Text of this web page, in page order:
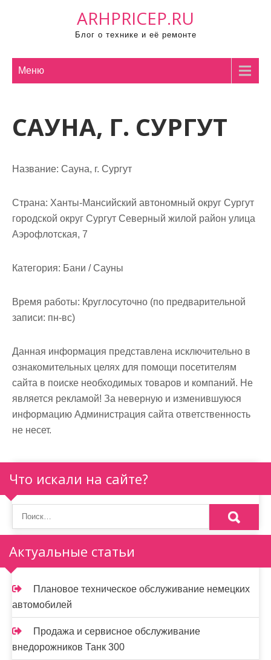
ARHPRICEP.RU
Блог о технике и её ремонте
Меню
САУНА, Г. СУРГУТ
Название: Сауна, г. Сургут
Страна: Ханты-Мансийский автономный округ Сургут
городской округ Сургут Северный жилой район улица
Аэрофлотская, 7
Категория: Бани / Сауны
Время работы: Круглосуточно (по предварительной
записи: пн-вс)
Данная информация представлена исключительно в
ознакомительных целях для помощи посетителям
сайта в поиске необходимых товаров и компаний. Не
является рекламой! За неверную и изменившуюся
информацию Администрация сайта ответственность
не несет.
Что искали на сайте?
Актуальные статьи
Плановое техническое обслуживание немецких
автомобилей
Продажа и сервисное обслуживание
внедорожников Танк 300